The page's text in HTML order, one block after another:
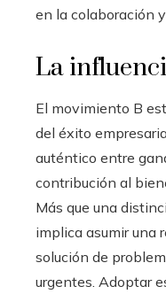
en la colaboración
La
El movimiento B
del éxito
auténtico entre
contribución al
Más que una
implica asumir una
solución de
urgentes. Adoptar